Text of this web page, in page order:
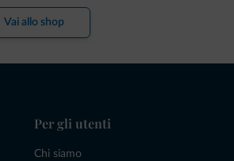
Vai allo shop
Per gli utenti
Chi siamo